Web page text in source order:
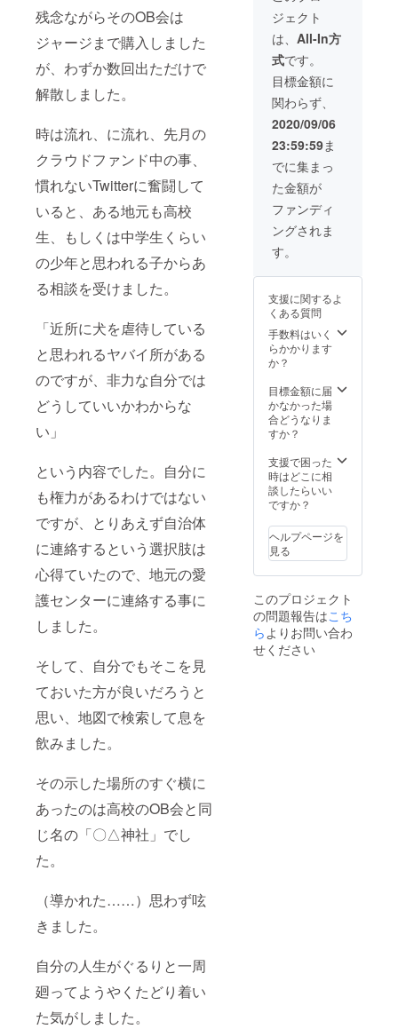
残念ながらそのOB会は
ジャージまで購入しました
が、わずか数回出ただけで
解散しました。
時は流れ、に流れ、先月の
クラウドファンド中の事、
慣れないTwitterに奮闘して
いると、ある地元も高校
生、もしくは中学生くらい
の少年と思われる子からあ
る相談を受けました。
「近所に犬を虐待している
と思われるヤバイ所がある
のですが、非力な自分では
どうしていいかわからな
い」
という内容でした。自分に
も権力があるわけではない
ですが、とりあえず自治体
に連絡するという選択肢は
心得ていたので、地元の愛
護センターに連絡する事に
しました。
そして、自分でもそこを見
ておいた方が良いだろうと
思い、地図で検索して息を
飲みました。
その示した場所のすぐ横に
あったのは高校のOB会と同
じ名の「〇△神社」でし
た。
（導かれた……）思わず呟
きました。
自分の人生がぐるりと一周
廻ってようやくたどり着い
た気がしました。
ジェクト
は、 All-In方
式です。
目標金額に
関わらず、
2020/09/06
23:59:59ま
でに集まっ
た金額が
ファンディ
ングされま
す。
支援に関するよ
くある質問
手数料はいく
らかかります
か？
目標金額に届
かなかった場
合どうなりま
すか？
支援で困った
時はどこに相
談したらいい
ですか？
ヘルプページを
見る
このプロジェクト
の問題報告はこち
ら よりお問い合わ
せください